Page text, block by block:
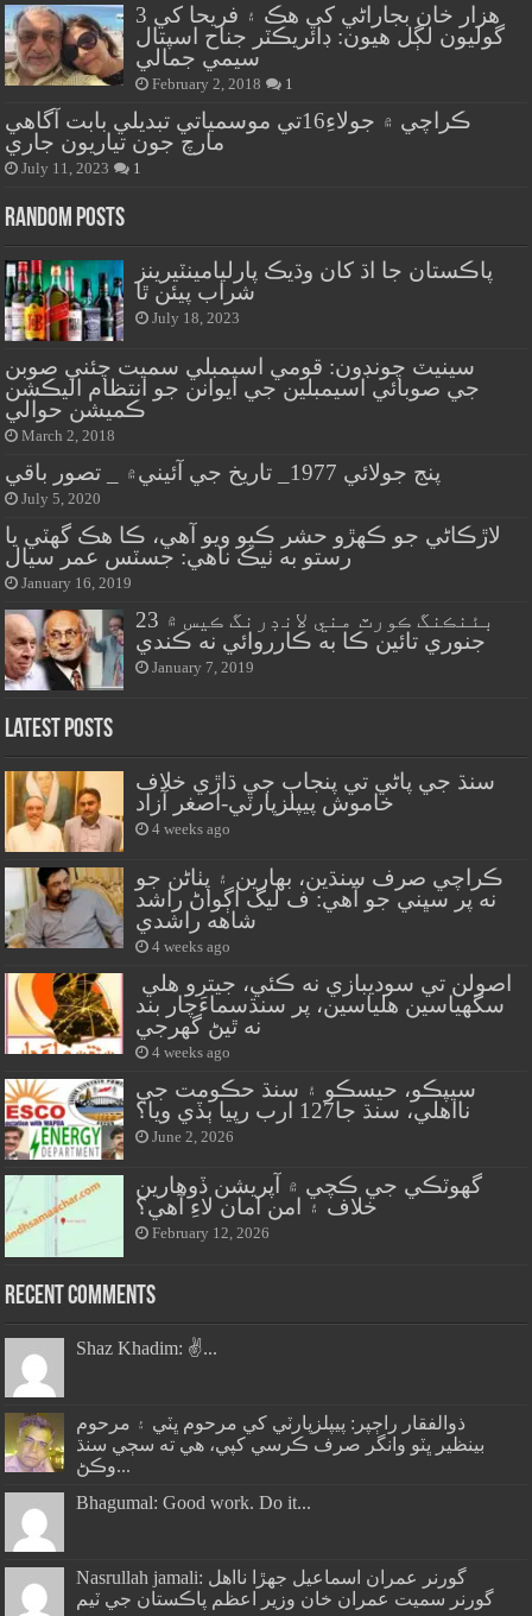
هزار خان بجاراڻي کي هڪ ۽ فريحا کي 3
گوليون لڳل هيون: ڊائريڪٽر جناح اسپتال
سيمي جمالي
February 2, 2018 1
ڪراچي ۾ جولاءِ16تي موسمياتي تبديلي بابت آگاهي
مارچ جون تياريون جاري
July 11, 2023 1
Random Posts
پاڪستان جا اڌ کان وڌيڪ پارليامينٽيرينز
شراب پيئن ٿا
July 18, 2023
سينيٽ چونڊون: قومي اسيمبلي سميت چئني صوبن
جي صوبائي اسيمبلين جي ايوانن جو انتظام اليڪشن
ڪميشن حوالي
March 2, 2018
پنج جولائي 1977_ تاريخ جي آئيني۾ _ تصور باقي
July 5, 2020
لاڙڪاڻي جو ڪهڙو حشر ڪيو ويو آهي، ڪا هڪ گهٽي يا
رستو به ٺيڪ ناهي: جسٽس عمر سيال
January 16, 2019
بئنڪنگ ڪورٽ مني لانڊرنگ ڪيس ۾ 23
جنوري تائين ڪا به ڪارروائي نه ڪندي
January 7, 2019
Latest Posts
سنڌ جي پاڻي تي پنجاب جي ڌاڙي خلاف
خاموش پيپلزپارٽي-اصغر آزاد
4 weeks ago
ڪراچي صرف سنڌين، بهارين ۽ پٺاڻن جو
نه پر سڀني جو آهي: ف ليگ اڳواڻ راشد
شاهه راشدي
4 weeks ago
سگهياسين هلياسين، پر سنڌسماءَچار بند
نه ٿيڻ گهرجي
4 weeks ago
سيپڪو، حيسڪو ۽ سنڌ حڪومت جي
نااهلي، سنڌ جا127 ارب رپيا ٻڏي ويا؟
June 2, 2026
گهوٽڪي جي ڪچي ۾ آپريشن ڏوهارين
خلاف ۽ امن امان لاءِ آهي؟
February 12, 2026
Recent Comments
Shaz Khadim: ✌️...
ذوالفقار راڄپر: پيپلزپارٽي کي مرحوم ڀٽي ۽ مرحوم
بينظير ڀٽو وانگر صرف ڪرسي کپي، هي ته سڄي سنڌ
وڪڻ...
Bhagumal: Good work. Do it...
Nasrullah jamali: گورنر عمران اسماعيل جھڙا نااهل
گورنر سميت عمران خان وزير اعظم پاڪستان جي ٽيم